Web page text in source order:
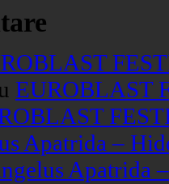
EUROBLAST
Apatrida –
Apatrida